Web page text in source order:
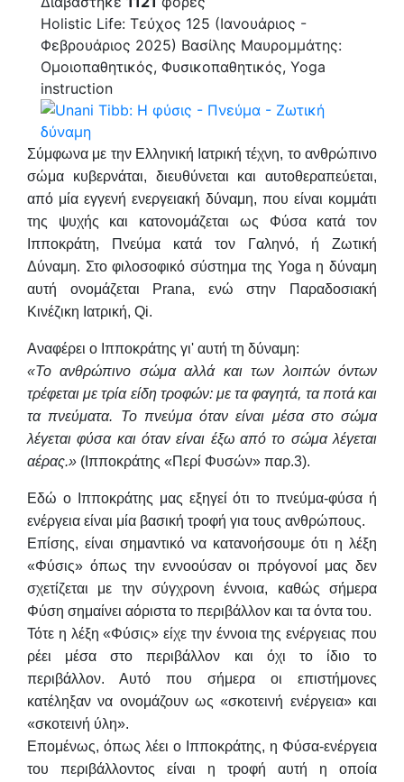
Holistic Life: Τεύχος 125 (Ιανουάριος -
Φεβρουάριος 2025) Βασίλης Μαυρομμάτης:
Ομοιοπαθητικός, Φυσικοπαθητικός, Yoga
instruction
Σύμφωνα με την Ελληνική Ιατρική τέχνη, το ανθρώπινο
σώμα κυβερνάται, διευθύνεται και αυτοθεραπεύεται,
από μία εγγενή ενεργειακή δύναμη, που είναι κομμάτι
της ψυχής και κατονομάζεται ως Φύσα κατά τον
Ιπποκράτη, Πνεύμα κατά τον Γαληνό, ή Ζωτική
Δύναμη. Στο φιλοσοφικό σύστημα της Yoga η δύναμη
αυτή ονομάζεται Prana, ενώ στην Παραδοσιακή
Κινέζικη Ιατρική, Qi.
Αναφέρει ο Ιπποκράτης γι' αυτή τη δύναμη:
«Το ανθρώπινο σώμα αλλά και των λοιπών όντων
τρέφεται με τρία είδη τροφών: με τα φαγητά, τα ποτά και
τα πνεύματα. Το πνεύμα όταν είναι μέσα στο σώμα
λέγεται φύσα και όταν είναι έξω από το σώμα λέγεται
αέρας.» (Ιπποκράτης «Περί Φυσών» παρ.3).
Εδώ ο Ιπποκράτης μας εξηγεί ότι το πνεύμα-φύσα ή
ενέργεια είναι μία βασική τροφή για τους ανθρώπους.
Επίσης, είναι σημαντικό να κατανοήσουμε ότι η λέξη
«Φύσις» όπως την εννοούσαν οι πρόγονοί μας δεν
σχετίζεται με την σύγχρονη έννοια, καθώς σήμερα
Φύση σημαίνει αόριστα το περιβάλλον και τα όντα του.
Τότε η λέξη «Φύσις» είχε την έννοια της ενέργειας που
ρέει μέσα στο περιβάλλον και όχι το ίδιο το
περιβάλλον. Αυτό που σήμερα οι επιστήμονες
κατέληξαν να ονομάζουν ως «σκοτεινή ενέργεια» και
«σκοτεινή ύλη».
Επομένως, όπως λέει ο Ιπποκράτης, η Φύσα-ενέργεια
του περιβάλλοντος είναι η τροφή αυτή η οποία